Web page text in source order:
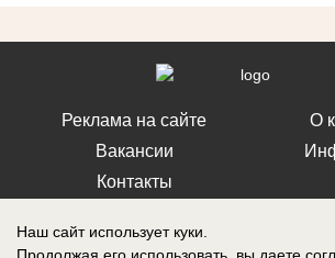
Реклама на сайте
Вакансии
Контакты
О
Наш сайт использует куки.